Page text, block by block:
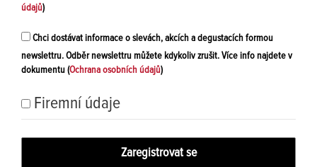
údajů)
newslettru. Odběr newslettru můžete kdykoliv zrušit. Více info najdete v
dokumentu (Ochrana osobních údajů)
Firemní údaje